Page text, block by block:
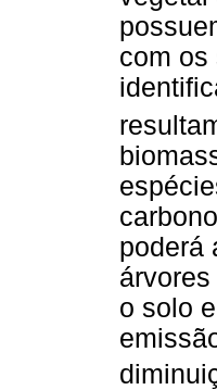
com os
poderá
o solo